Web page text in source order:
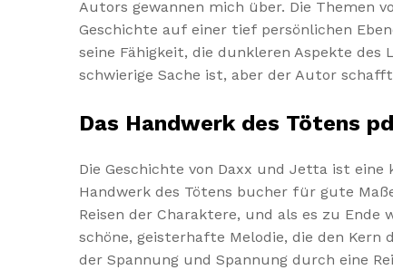
Autors gewannen mich über. Die Themen
Geschichte auf einer tief persönlichen
seine Fähigkeit, die dunkleren Aspekte
schwierige Sache ist, aber der Autor
Das Handwerk des Tötens
Die Geschichte von Daxx und Jetta ist eine
Handwerk des Tötens bucher für gute
Reisen der Charaktere, und als es zu
schöne, geisterhafte Melodie, die den Kern
der Spannung und Spannung durch eine